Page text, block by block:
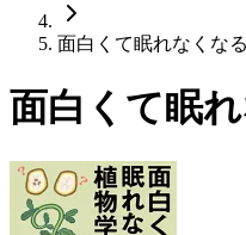
面白くて眠れなくな
面白くて眠